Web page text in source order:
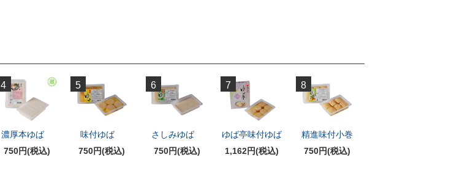
4
濃厚本ゆば
750円(税込)
5
味付ゆば
750円(税込)
6
さしみゆば
750円(税込)
7
ゆば亭味付ゆば
1,162円(税込)
8
精進味付小巻
750円(税込)